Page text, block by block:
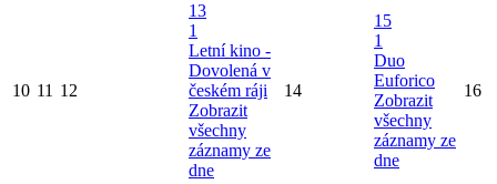
10 11 12
13
1
Letní kino -
Dovolená v
českém ráji
Zobrazit
všechny
záznamy ze
dne
14
15
1
Duo
Euforico
Zobrazit
všechny
záznamy ze
dne
16